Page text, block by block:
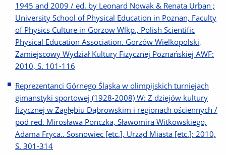
1945 and 2009 / ed. by Leonard Nowak & Renata Urban ;
University School of Physical Education in Poznan, Faculty
of Physics Culture in Gorzow Wlkp., Polish Scientific
Physical Education Association. Gorzów Wielkopolski,
Zamiejscowy Wydział Kultury Fizycznej Poznańskiej AWF:
2010, S. 101-116
Reprezentanci Górnego Śląska w olimpijskich turniejach
gimanstyki sportowej (1928-2008) W: Z dziejów kultury
fizycznej w Zagłębiu Dąbrowskim i regionach ościennych /
pod red. Mirosława Ponczka, Sławomira Witkowskiego,
Adama Fryca.. Sosnowiec [etc.], Urząd Miasta [etc.]: 2010,
S. 301-314